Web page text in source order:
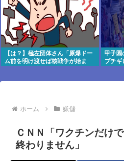
【は？】極左団体さん「原爆ドー
ム前を明け渡せば核戦争が始ま
甲子園
ブチギ
ホーム 嫌儲
ＣＮＮ「ワクチンだけ
終わりません」